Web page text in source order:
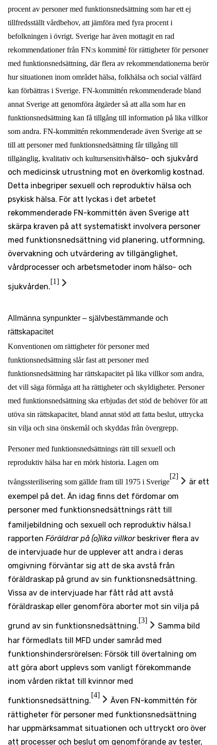
procent av personer med funktionsnedsättning som har ett ej
tillfredsställt vårdbehov, att jämföra med fyra procent i
befolkningen i övrigt. Sverige har även mottagit en rad
rekommendationer från FN:s kommitté för rättigheter för personer
med funktionsnedsättning, där flera av rekommendationerna berör
hur situationen inom området hälsa, folkhälsa och social välfärd
kan förbättras i Sverige. FN-kommittén rekommenderade bland
annat Sverige att genomföra åtgärder så att alla som har en
funktionsnedsättning kan få tillgång till information på lika villkor
som andra. FN-kommittén rekommenderade även Sverige att se
till att personer med funktionsnedsättning får tillgång till
tillgänglig, kvalitativ och kultursensitivhälso- och sjukvård
och medicinsk utrustning mot en överkomlig kostnad.
Detta inbegriper sexuell och reproduktiv hälsa och
psykisk hälsa. För att lyckas i det arbetet
rekommenderade FN-kommittén även Sverige att
skärpa kraven på att systematiskt involvera personer
med funktionsnedsättning vid planering, utformning,
övervakning och utvärdering av tillgänglighet,
vårdprocesser och arbetsmetoder inom hälso- och
sjukvården.
[1]
Allmänna synpunkter – självbestämmande och
rättskapacitet
Konventionen om rättigheter för personer med
funktionsnedsättning slår fast att personer med
funktionsnedsättning har rättskapacitet på lika villkor som andra,
det vill säga förmåga att ha rättigheter och skyldigheter. Personer
med funktionsnedsättning ska erbjudas det stöd de behöver för att
utöva sin rättskapacitet, bland annat stöd att fatta beslut, uttrycka
sin vilja och sina önskemål och skyddas från övergrepp.
Personer med funktionsnedsättnings rätt till sexuell och
reproduktiv hälsa har en mörk historia. Lagen om
tvångssterilisering som gällde fram till 1975 i Sverige
[2]
är ett
exempel på det. Än idag finns det fördomar om
personer med funktionsnedsättnings rätt till
familjebildning och sexuell och reproduktiv hälsa.
rapporten Föräldrar på (o)lika villkor beskriver flera av
de intervjuade hur de upplever att andra i deras
omgivning förväntar sig att de ska avstå från
föräldraskap på grund av sin funktionsnedsättning.
Vissa av de intervjuade har fått råd att avstå
föräldraskap eller genomföra aborter mot sin vilja på
grund av sin funktionsnedsättning.
[3]
Samma bild
har förmedlats till MFD under samråd med
funktionshindersrörelsen: Försök till övertalning om
att göra abort upplevs som vanligt förekommande
inom vården riktat till kvinnor med
funktionsnedsättning.
[4]
Även FN-kommittén för
rättigheter för personer med funktionsnedsättning
har uppmärksammat situationen och uttryckt oro över
att processer och beslut om genomförande av tester,